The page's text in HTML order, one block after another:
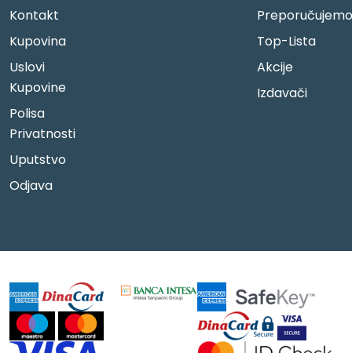
Kontakt
Kupovina
Uslovi
Kupovine
Polisa
Privatnosti
Uputstvo
Odjava
Preporučujemo
Top-Lista
Akcije
Izdavači